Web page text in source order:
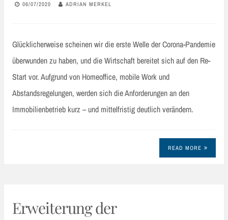
06/07/2020 ADRIAN MERKEL
Glücklicherweise scheinen wir die erste Welle der Corona-Pandemie
überwunden zu haben, und die Wirtschaft bereitet sich auf den Re-
Start vor. Aufgrund von Homeoffice, mobile Work und
Abstandsregelungen, werden sich die Anforderungen an den
Immobilienbetrieb kurz – und mittelfristig deutlich verändern.
READ MORE
Erweiterung der